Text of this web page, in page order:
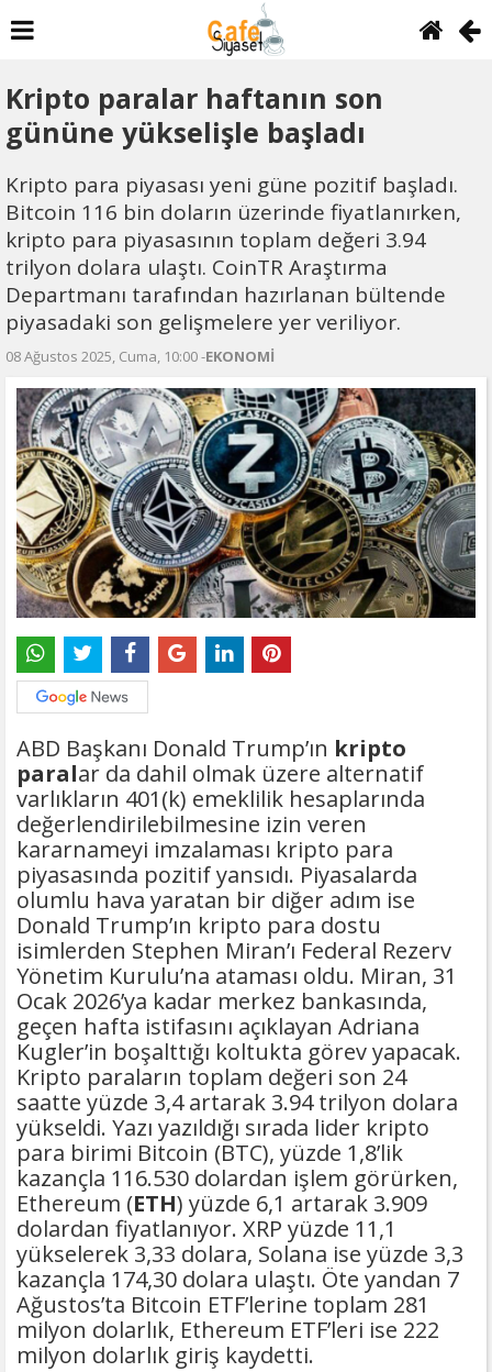
Kripto paralar haftanın son
gününe yükselişle başladı
Kripto para piyasası yeni güne pozitif başladı.
Bitcoin 116 bin doların üzerinde fiyatlanırken,
kripto para piyasasının toplam değeri 3.94
trilyon dolara ulaştı. CoinTR Araştırma
Departmanı tarafından hazırlanan bültende
piyasadaki son gelişmelere yer veriliyor.
08 Ağustos 2025, Cuma, 10:00 -EKONOMİ
ABD Başkanı Donald Trump’ın kripto
paralar da dahil olmak üzere alternatif
varlıkların 401(k) emeklilik hesaplarında
değerlendirilebilmesine izin veren
kararnameyi imzalaması kripto para
piyasasında pozitif yansıdı. Piyasalarda
olumlu hava yaratan bir diğer adım ise
Donald Trump’ın kripto para dostu
isimlerden Stephen Miran’ı Federal Rezerv
Yönetim Kurulu’na ataması oldu. Miran, 31
Ocak 2026’ya kadar merkez bankasında,
geçen hafta istifasını açıklayan Adriana
Kugler’in boşalttığı koltukta görev yapacak.
Kripto paraların toplam değeri son 24
saatte yüzde 3,4 artarak 3.94 trilyon dolara
yükseldi. Yazı yazıldığı sırada lider kripto
para birimi Bitcoin (BTC), yüzde 1,8’lik
kazançla 116.530 dolardan işlem görürken,
Ethereum (ETH) yüzde 6,1 artarak 3.909
dolardan fiyatlanıyor. XRP yüzde 11,1
yükselerek 3,33 dolara, Solana ise yüzde 3,3
kazançla 174,30 dolara ulaştı. Öte yandan 7
Ağustos’ta Bitcoin ETF’lerine toplam 281
milyon dolarlık, Ethereum ETF’leri ise 222
milyon dolarlık giriş kaydetti.